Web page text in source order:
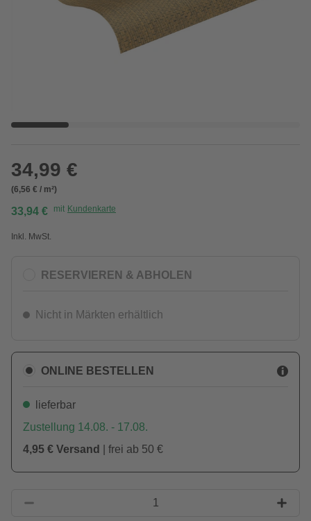
34,99 €
(6,56 € / m²)
33,94 € mit Kundenkarte
Inkl. MwSt.
RESERVIEREN & ABHOLEN
Nicht in Märkten erhältlich
ONLINE BESTELLEN
lieferbar
Zustellung 14.08. - 17.08.
4,95 € Versand
| frei ab 50 €